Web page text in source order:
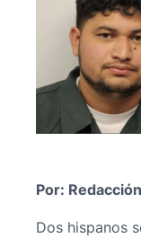
Por:
Dos hispanos